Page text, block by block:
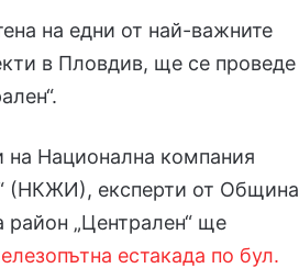
на едни от най-важните
в Пловдив, ще се проведе
на Национална компания
(НКЖИ), експерти от Община
„Централен“ ще
естакада по бул.